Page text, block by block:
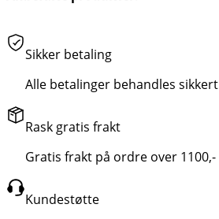
Sikker betaling
Alle betalinger behandles sikkert
Rask gratis frakt
Gratis frakt på ordre over 1100,-
Kundestøtte